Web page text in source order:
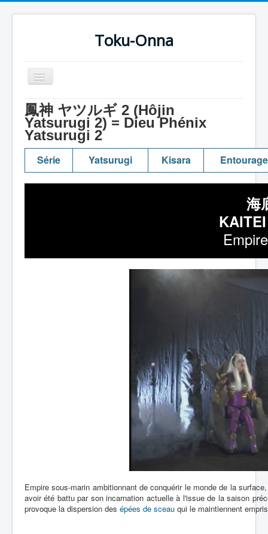
Toku-Onna
Basculer
la
Accueil
Toku-Actrices
Toku-Critiques
Séries
Films
鳳神 ヤツルギ 2 (Hôjin
Yatsurugi 2) = Dieu Phénix
Yatsurugi 2
Série Yatsurugi Kisara Entourage
海
Empire sous-marin ambitionnant de conquérir le monde de la
avoir été battu par son incarnation actuelle à l'issue de la saison
provoque la dispersion des épées de sceau qui le maintiennent